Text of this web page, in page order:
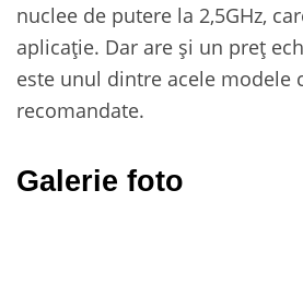
nuclee de putere la 2,5GHz,
aplicație. Dar are și un preț
este unul dintre acele modele
recomandate.
Galerie foto